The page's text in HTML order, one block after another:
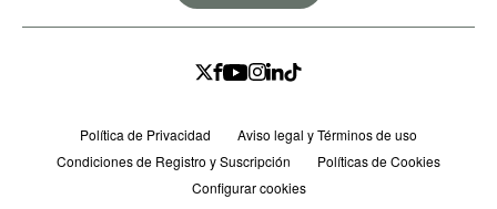
Política de Privacidad
Aviso legal y Términos de uso
Condiciones de Registro y Suscripción
Políticas de Cookies
Configurar cookies